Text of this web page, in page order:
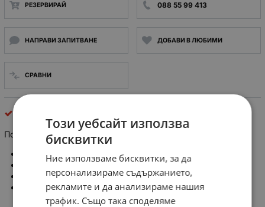
РЕЗЕРВИРАЙ 088 55 99 413
НАПРАВИ ЗАПИТВАНЕ ДОБАВИ В ЛЮБИМИ
СРАВНИ
Потенциометър плъзгач 20KΩ mono
Тип потенциометър: плъзгащ
Характеристика:
Съпротивление : 20 kohm
Дължина на пистата: 25 mm
Този уебсайт използва
бисквитки
Ние използваме бисквитки, за да
персонализираме съдържанието,
рекламите и да анализираме нашия
трафик. Също така споделяме